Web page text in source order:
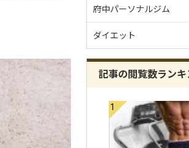
府中パーソナルジム
ダイエット
記事の閲覧数ランキ